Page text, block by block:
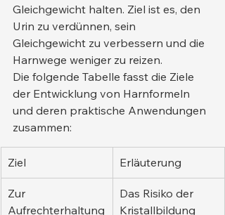
Gleichgewicht halten. Ziel ist es, den
Urin zu verdünnen, sein
Gleichgewicht zu verbessern und die
Harnwege weniger zu reizen.
Die folgende Tabelle fasst die Ziele
der Entwicklung von Harnformeln
und deren praktische Anwendungen
zusammen:
Ziel Erläuterung
Zur
Aufrechterhaltung
Das Risiko der
Kristallbildung